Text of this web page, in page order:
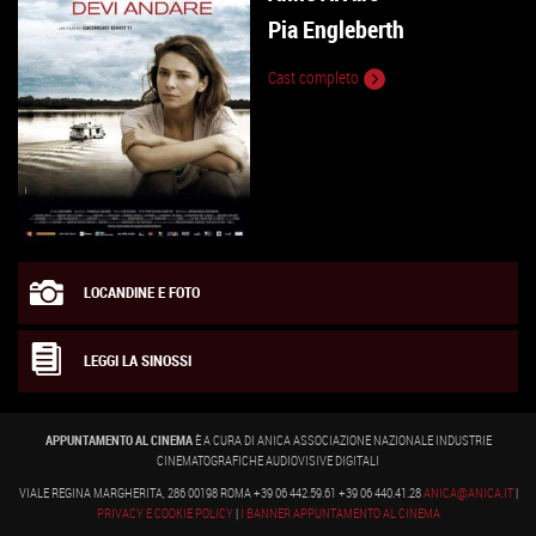
Pia Engleberth
Cast completo
LOCANDINE E FOTO
LEGGI LA SINOSSI
APPUNTAMENTO AL CINEMAÈ A CURA DI ANICA ASSOCIAZIONE NAZIONALE INDUSTRIE
CINEMATOGRAFICHE AUDIOVISIVE DIGITALI
VIALE REGINA MARGHERITA, 286 00198 ROMA +39 06 442.59.61 +39 06 440.41.28ANICA@ANICA.IT|
PRIVACY E COOKIE POLICY| I BANNER APPUNTAMENTO AL CINEMA